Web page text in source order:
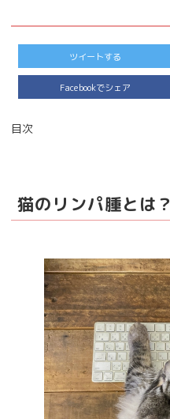
ツイートする
Facebookでシェア
目次
猫のリンパ腫とは？